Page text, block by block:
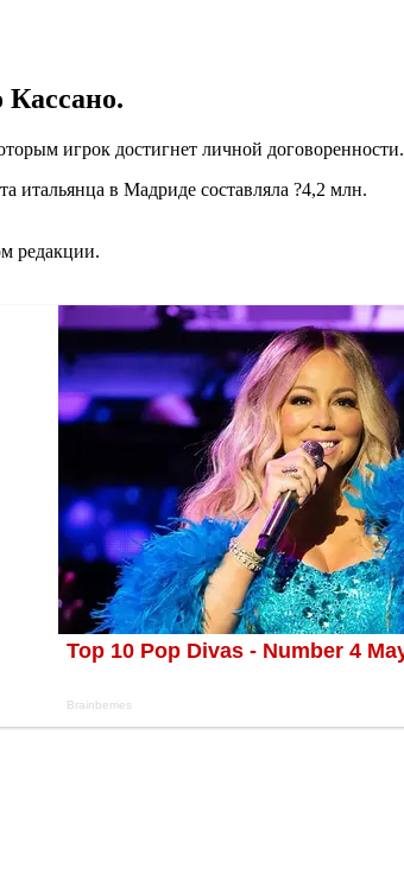
игрок достигнет личной договоренности.
итальянца в Мадриде составляла ?4,2 млн.
редакции.